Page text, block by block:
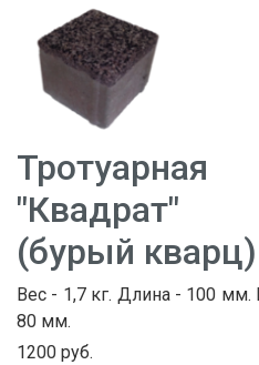
"Квадрат"
(бурый кварц)
Вес - 1,7 кг. Длина - 100
80 мм.
1200 руб.